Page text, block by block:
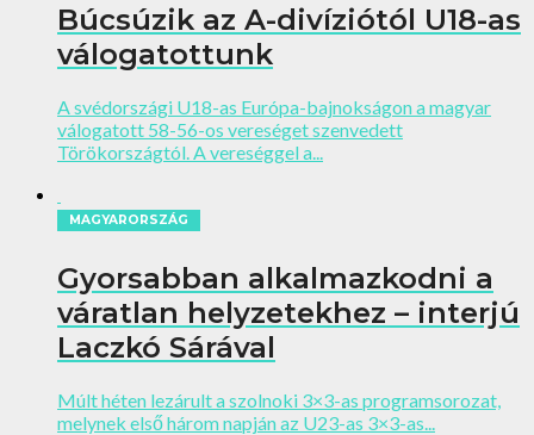
Búcsúzik az A-divíziótól U18-as
válogatottunk
A svédországi U18-as Európa-bajnokságon a magyar
válogatott 58-56-os vereséget szenvedett
Törökországtól. A vereséggel a...
MAGYARORSZÁG
Gyorsabban alkalmazkodni a
váratlan helyzetekhez – interjú
Laczkó Sárával
Múlt héten lezárult a szolnoki 3×3-as programsorozat,
melynek első három napján az U23-as 3×3-as...